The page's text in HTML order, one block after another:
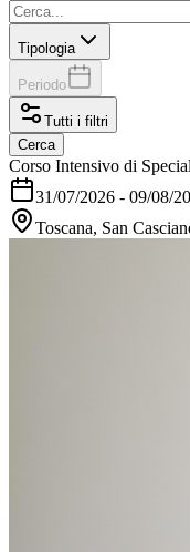
Tipologia
Periodo
Tutti i filtri
Cerca
Corso Intensivo di
31/07/2026 - 09/08/
Toscana, San